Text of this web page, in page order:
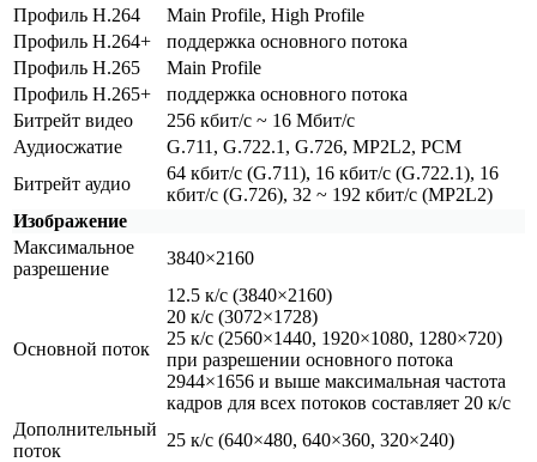
Профиль H.264
Main Profile, High Profile
Профиль H.264+
поддержка основного потока
Профиль H.265
Main Profile
Профиль H.265+
поддержка основного потока
Битрейт видео
256 кбит/с ~ 16 Мбит/с
Аудиосжатие
G.711, G.722.1, G.726, MP2L2, PCM
Битрейт аудио
64 кбит/с (G.711), 16 кбит/с (G.722.1), 16
кбит/с (G.726), 32 ~ 192 кбит/с (MP2L2)
Изображение
Максимальное
разрешение
3840×2160
Основной поток
12.5 к/с (3840×2160)
20 к/с (3072×1728)
25 к/с (2560×1440, 1920×1080, 1280×720)
при разрешении основного потока
2944×1656 и выше максимальная частота
кадров для всех потоков составляет 20 к/с
Дополнительный
поток
25 к/с (640×480, 640×360, 320×240)